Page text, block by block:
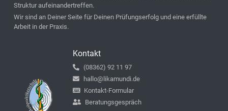
Struktur aufeinandertreffen.
Wir sind an Deiner Seite für Deinen Prüfungserfolg und eine erfüllte
Arbeit in der Praxis.
Kontakt
(08362) 92 11 97
hallo@likamundi.de
Kontakt-Formular
Beratungsgespräch